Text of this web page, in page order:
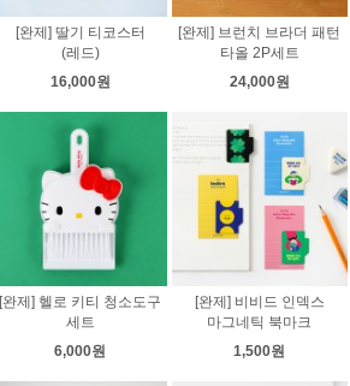
[완제] 딸기 티코스터
(레드)
16,000원
[완제] 브런치 브라더 패턴
타올 2P세트
24,000원
[완제] 헬로 키티 청소도구
세트
6,000원
[완제] 비비드 인덱스
마그네틱 북마크
1,500원